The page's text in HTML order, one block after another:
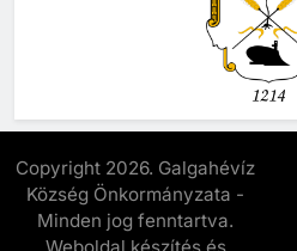
Copyright 2026. Galgahévíz
Község Önkormányzata -
Minden jog fenntartva.